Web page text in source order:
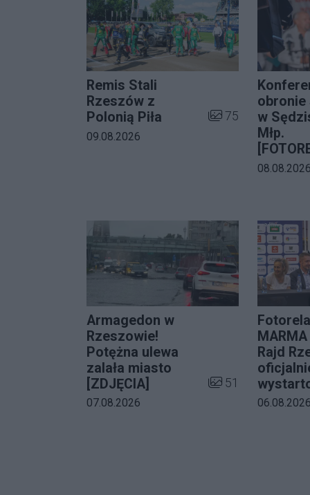
Remis Stali
Rzeszów z
Polonią Piła
Liczba zdjęć w
75
Data dodania galerii:
09.08.2026
obronie
w
Młp.
Data
Armagedon w
Rzeszowie!
Potężna ulewa
zalała miasto
[ZDJĘCIA]
Liczba zdjęć w
51
Data dodania galerii:
07.08.2026
Rajd
Data